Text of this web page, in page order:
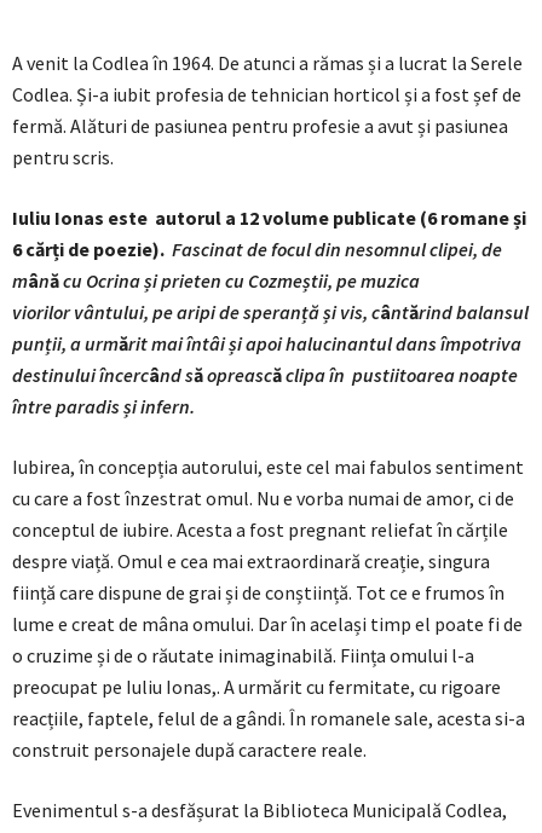
A venit la Codlea în 1964. De atunci a rămas și a lucrat la Serele
Codlea. Și-a iubit profesia de tehnician horticol și a fost șef de
fermă. Alături de pasiunea pentru profesie a avut și pasiunea
pentru scris.
Iuliu Ionas este autorul a 12 volume publicate (6 romane și
6 cărți de poezie). Fascinat de focul din nesomnul clipei, de
mânăcu Ocrina și prieten cu Cozmeștii, pe muzica
viorilor vântului, pe aripi de speranță și vis, cântărind balansul
punții, a urmărit mai întâi și apoi halucinantul dans împotriva
destinului încercând săopreascăclipa în pustiitoarea noapte
între paradis și infern.
Iubirea, în concepția autorului, este cel mai fabulos sentiment
cu care a fost înzestrat omul. Nu e vorba numai de amor, ci de
conceptul de iubire. Acesta a fost pregnant reliefat în cărțile
despre viață. Omul e cea mai extraordinară creație, singura
ființă care dispune de grai și de conștiință. Tot ce e frumos în
lume e creat de mâna omului. Dar în același timp el poate fi de
o cruzime și de o răutate inimaginabilă. Ființa omului l-a
preocupat pe Iuliu Ionas,. A urmărit cu fermitate, cu rigoare
reacțiile, faptele, felul de a gândi. În romanele sale, acesta si-a
construit personajele după caractere reale.
Evenimentul s-a desfășurat la Biblioteca Municipală Codlea,